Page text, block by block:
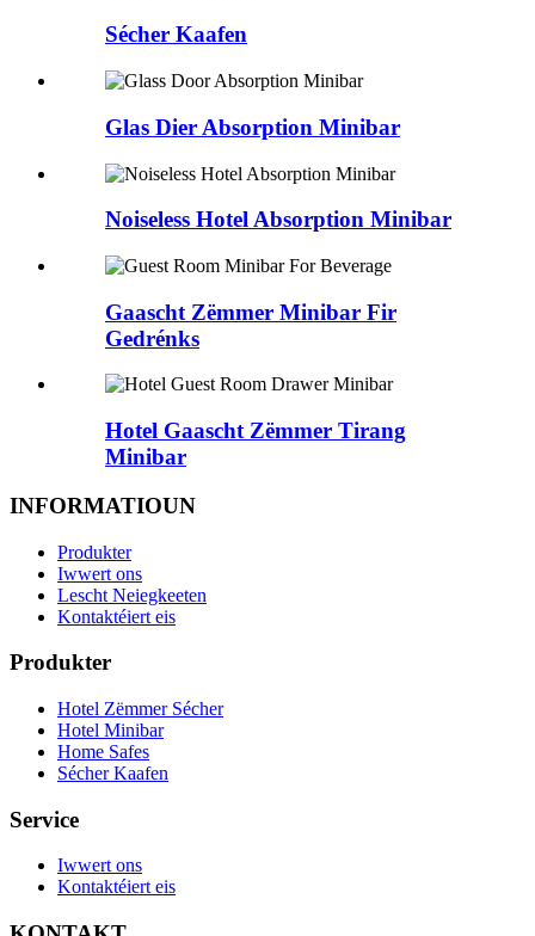
Sécher Kaafen
Glas Dier Absorption Minibar
Noiseless Hotel Absorption Minibar
Gaascht Zëmmer Minibar Fir
Gedrénks
Hotel Gaascht Zëmmer Tirang
Minibar
INFORMATIOUN
Produkter
Iwwert ons
Lescht Neiegkeeten
Kontaktéiert eis
Produkter
Hotel Zëmmer Sécher
Hotel Minibar
Home Safes
Sécher Kaafen
Service
Iwwert ons
Kontaktéiert eis